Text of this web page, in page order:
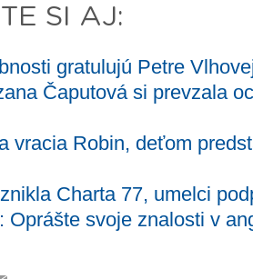
SI AJ:
gratulujú Petre
Čaputová si prevzala
vracia Robin, deťom
Charta 77, umelci
Oprášte svoje znalosti v